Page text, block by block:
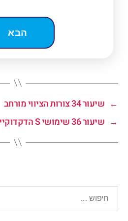
← שיעור 34 צורות הציווי מורחב
→ שיעור 36 שימושי S הדקדוקיים מורחב